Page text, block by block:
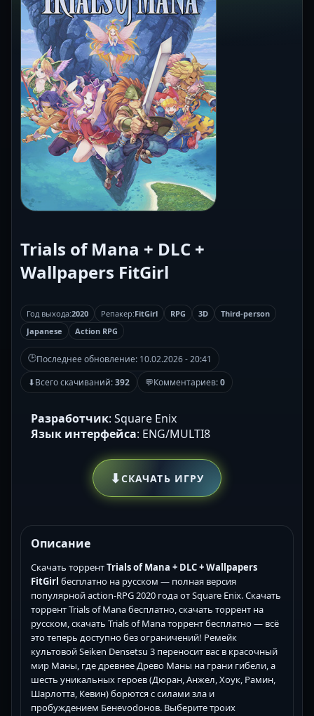
Trials of Mana + DLC +
Wallpapers FitGirl
Год выхода:2020 Репакер:FitGirl RPG 3D
Third-person
Japanese
Action RPG
🕒Последнее обновление: 10.02.2026 - 20:41
⬇Всего скачиваний:392 💬Комментариев:0
Разработчик: Square Enix
Язык интерфейса: ENG/MULTI8
⬇СКАЧАТЬ ИГРУ
Описание
Скачать торрентTrials of Mana + DLC + Wallpapers
FitGirl бесплатно на русском — полная версия
популярной action-RPG 2020 года от Square Enix. Скачать
торрент Trials of Mana бесплатно, скачать торрент на
русском, скачать Trials of Mana торрент бесплатно — всё
это теперь доступно без ограничений! Ремейк
культовой Seiken Densetsu 3 переносит вас в красочный
мир Маны, где древнее Древо Маны на грани гибели, а
шесть уникальных героев (Дюран, Анжел, Хоук, Рамин,
Шарлотта, Кевин) борются с силами зла и
пробуждением Бенеvodонов. Выберите троих